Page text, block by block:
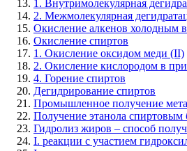
1. Внутримолекулярная
2. Межмолекулярная
Окисление алкенов холодным
Окисление спиртов
1. Окисление оксидом меди (II)
2. Окисление кислородом в
4. Горение спиртов
Дегидрирование спиртов
Промышленное получение
Получение этанола
Гидролиз жиров – способ
I. реакции с участием